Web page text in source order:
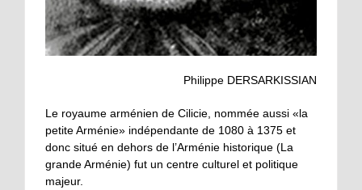
Philippe DERSARKISSIAN
Le royaume arménien de Cilicie, nommée aussi «la
petite Arménie» indépendante de 1080 à 1375 et
donc situé en dehors de l’Arménie historique (La
grande Arménie) fut un centre culturel et politique
majeur.